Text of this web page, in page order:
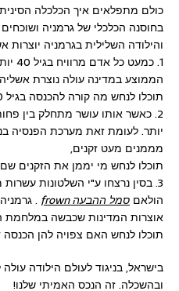
כולם מתפלאים איך הכלכלה
בחוסנה הכלכלי של גרמניה
והילודה השלילית בגרמניה
הממוצע במדינה עולה נוצרת
תוכלו לנחש מה קורה להכנסה בגיל 70???
2. כאשר אותו עושר מתחלק בין
יותר. לעומת זאת מערכת הפנסיה
מממנים מעט זקנים,
תוכלו לנחש מי יממן את הזקנים
3. בסין נרצחו ע"י השלטונות
הולאם סמל ההבעה ‏‎frown‎‏
.
אוצרות המדינות שכבשה במלחמת
תוכלו לנחש האם צפויה להן
בישראל, בניגוד לעולם הילודה
ובהשכלה. זה הנכס האמיתי שלנו!